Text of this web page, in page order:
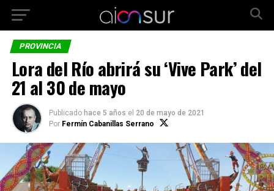
PROVINCIA
Lora del Río abrirá su ‘Vive Park’ del
21 al 30 de mayo
Publicado hace 5 años el 20 de mayo de 2021
Por Fermín Cabanillas Serrano